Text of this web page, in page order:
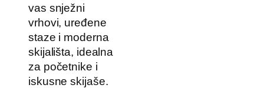
vas snježni
vrhovi, uređene
staze i moderna
skijališta, idealna
za početnike i
iskusne skijaše.